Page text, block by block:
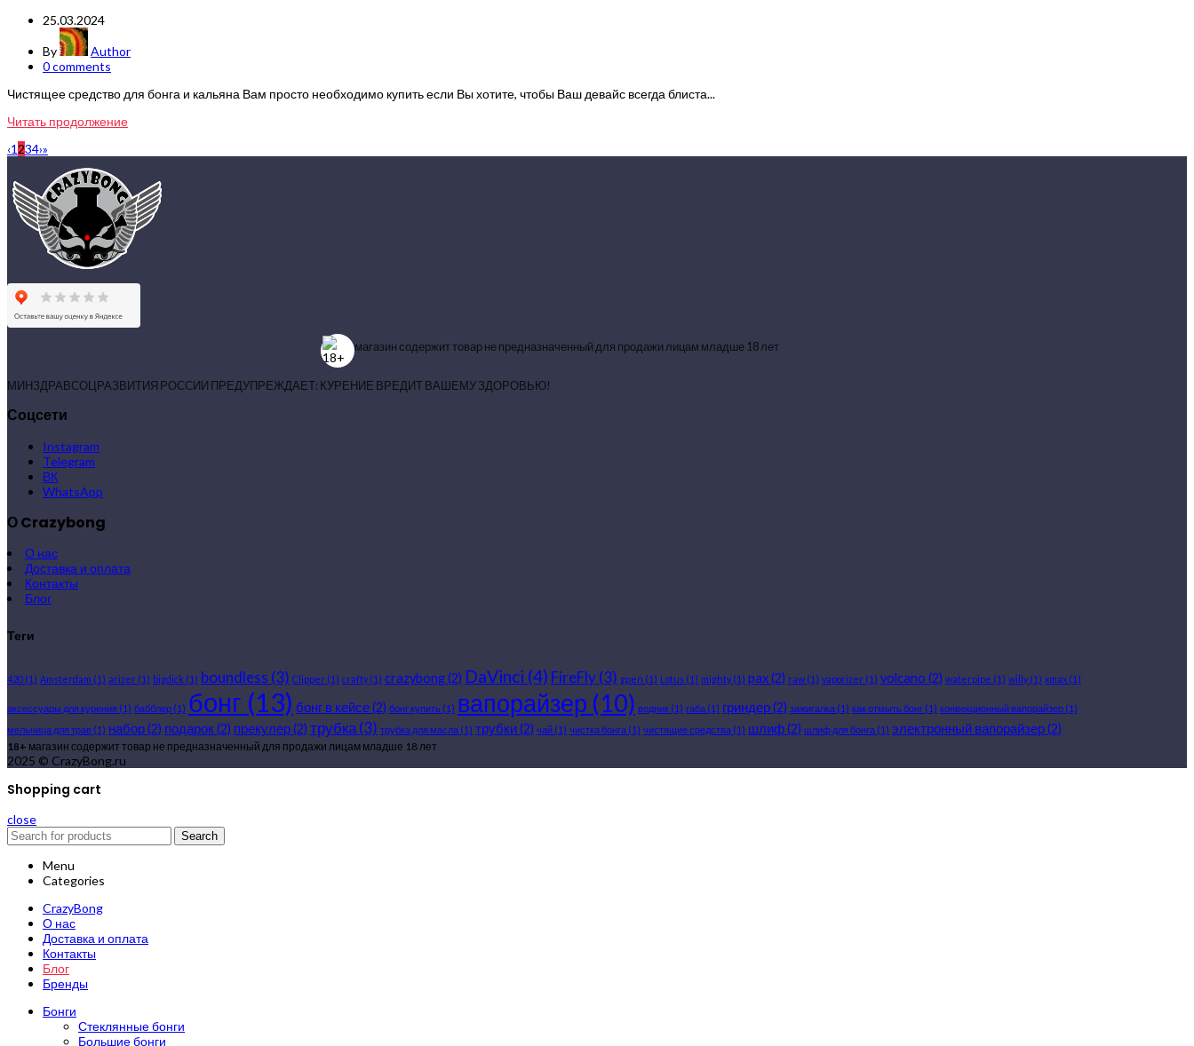
25.03.2024
By
Author
0comments
Чистящее средство для бонга и кальяна Вам просто необходимо купить если Вы хотите, чтобы Ваш девайс всегда блиста...
Читать продолжение
‹1 234›»
магазин содержит товар не предназначенный для продажи лицам младше 18 лет
МИНЗДРАВСОЦРАЗВИТИЯ РОССИИ ПРЕДУПРЕЖДАЕТ: КУРЕНИЕ ВРЕДИТ ВАШЕМУ ЗДОРОВЬЮ!
Соцсети
Instagram
Telegram
ВК
WhatsApp
О Crazybong
О нас
Доставка и оплата
Контакты
Блог
Теги
420 (1) Amsterdam (1) arizer (1) bigdick (1) boundless (3) Clipper (1) crafty(1) crazybong(2) DaVinci (4) FireFly(3) gpen (1) Lotus (1) mighty(1) pax(2) raw (1) vaporizer (1) volcano (2) waterpipe (1) willy(1) xmax (1)
аксессуары для курения (1) бабблер (1) бонг (13) бонг в кейсе(2) бонг купить (1) вапорайзер (10) водник (1) габа (1) гриндер(2) зажигалка (1) как отмыть бонг (1) конвекционный вапорайзер (1)
мельница для трав (1) набор(2) подарок(2) прекулер(2) трубка(3) трубка для масла (1) трубки(2) чай (1) чистка бонга (1) чистящие средства (1) шлиф(2) шлиф для бонга (1) электронный вапорайзер(2)
18+ магазин содержит товар не предназначенный для продажи лицам младше 18 лет
2025 © CrazyBong.ru
Shopping cart
close
Search
Menu
Categories
CrazyBong
О нас
Доставка и оплата
Контакты
Блог
Бренды
Бонги
Стеклянные бонги
Большие бонги